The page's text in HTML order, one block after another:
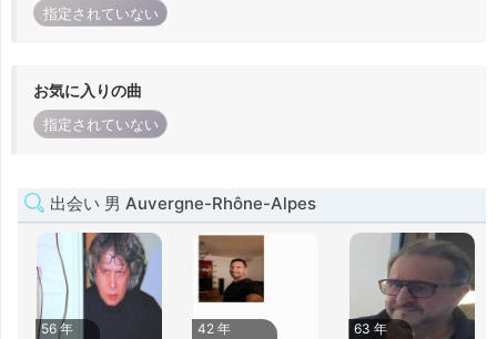
指定されていない
お気に入りの曲
指定されていない
出会い 男 Auvergne-Rhône-Alpes
56 年
42 年
63 年